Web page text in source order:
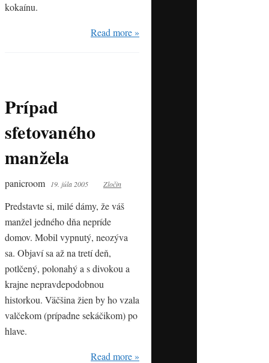
kokaínu.
Read more »
Prípad
sfetovaného
manžela
panicroom 19. júla 2005 Zločin
Predstavte si, milé dámy, že váš
manžel jedného dňa nepríde
domov. Mobil vypnutý, neozýva
sa. Objaví sa až na tretí deň,
potlčený, polonahý a s divokou a
krajne nepravdepodobnou
historkou. Väčšina žien by ho vzala
valčekom (prípadne sekáčikom) po
hlave.
Read more »